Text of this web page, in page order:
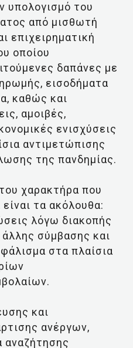
υπολογισμό του
από μισθωτή
επιχειρηματική
οποίου
δαπάνες με
εισοδήματα
καθώς και
αμοιβές,
ενισχύσεις
αντιμετώπισης
της πανδημίας.
χαρακτήρα που
τα ακόλουθα:
λόγω διακοπής
σύμβασης και
στα πλαίσια
και
ανέργων,
αναζήτησης